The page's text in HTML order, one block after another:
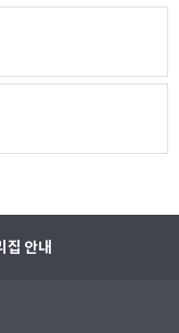
집 안내